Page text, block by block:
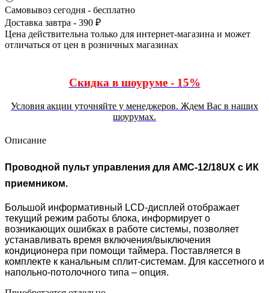
Самовывоз сегодня - бесплатно
Доставка завтра - 390 ₽
Цена действительна только для интернет-магазина и может
отличаться от цен в розничных магазинах
Скидка в шоуруме - 15%
Условия акции уточняйте у менеджеров. Ждем Вас в наших
шоурумах.
Описание
Проводной пульт управления для AMC-12/18UX с ИК
приемником.
Большой информативный LCD-дисплей отображает
текущий режим работы блока, информирует о
возникающих ошибках в работе системы, позволяет
устанавливать время включения/выключения
кондиционера при помощи таймера. Поставляется в
комплекте к канальным сплит-системам. Для кассетного и
напольно-потолочного типа – опция.